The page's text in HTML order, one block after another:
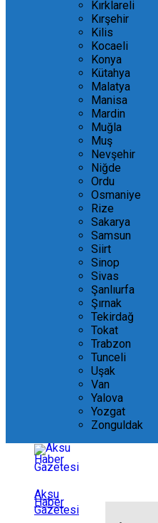
Kırklareli
Kırşehir
Kilis
Kocaeli
Konya
Kütahya
Malatya
Manisa
Mardin
Muğla
Muş
Nevşehir
Niğde
Ordu
Osmaniye
Rize
Sakarya
Samsun
Siirt
Sinop
Sivas
Şanlıurfa
Şırnak
Tekirdağ
Tokat
Trabzon
Tunceli
Uşak
Van
Yalova
Yozgat
Zonguldak
Aksu
Haber
Gazetesi